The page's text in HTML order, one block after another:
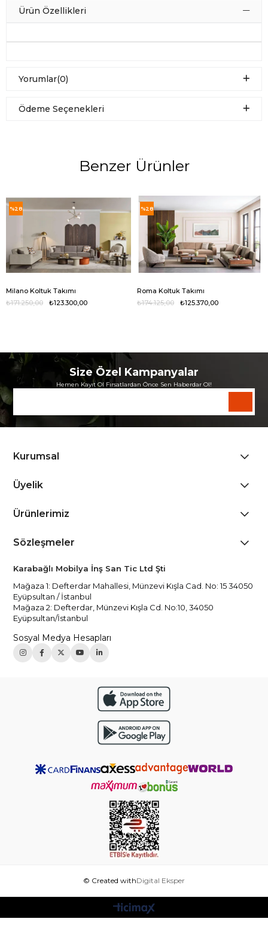
Ürün Özellikleri
Yorumlar(0)
Ödeme Seçenekleri
Benzer Ürünler
Milano Koltuk Takımı
₺123.300,00
₺171.250,00
%28
Roma Koltuk Takımı
₺125.370,00
₺174.125,00
%28
Size Özel Kampanyalar
Hemen Kayıt Ol Fırsatlardan Önce Sen Haberdar Ol!
Kurumsal
Üyelik
Ürünlerimiz
Sözleşmeler
Karabağlı Mobilya İnş San Tic Ltd Şti
Mağaza 1: Defterdar Mahallesi, Münzevi Kışla Cad. No: 15 34050
Eyüpsultan / İstanbul
Mağaza 2: Defterdar, Münzevi Kışla Cd. No:10, 34050
Eyüpsultan/İstanbul
Sosyal Medya Hesapları
© Created withDigital Eksper